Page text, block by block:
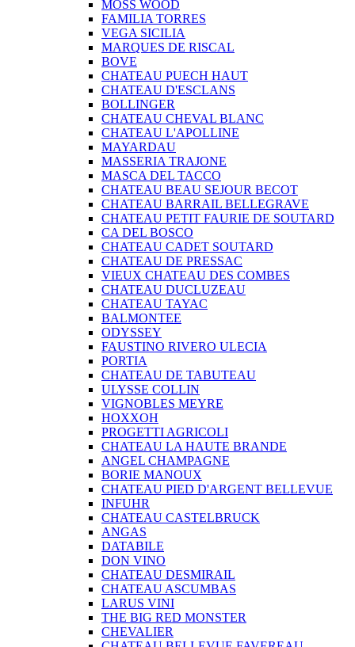
MOSS WOOD
FAMILIA TORRES
VEGA SICILIA
MARQUES DE RISCAL
BOVE
CHATEAU PUECH HAUT
CHATEAU D'ESCLANS
BOLLINGER
CHATEAU CHEVAL BLANC
CHATEAU L'APOLLINE
MAYARDAU
MASSERIA TRAJONE
MASCA DEL TACCO
CHATEAU BEAU SEJOUR BECOT
CHATEAU BARRAIL BELLEGRAVE
CHATEAU PETIT FAURIE DE SOUTARD
CA DEL BOSCO
CHATEAU CADET SOUTARD
CHATEAU DE PRESSAC
VIEUX CHATEAU DES COMBES
CHATEAU DUCLUZEAU
CHATEAU TAYAC
BALMONTEE
ODYSSEY
FAUSTINO RIVERO ULECIA
PORTIA
CHATEAU DE TABUTEAU
ULYSSE COLLIN
VIGNOBLES MEYRE
HOXXOH
PROGETTI AGRICOLI
CHATEAU LA HAUTE BRANDE
ANGEL CHAMPAGNE
BORIE MANOUX
CHATEAU PIED D'ARGENT BELLEVUE
INFUHR
CHATEAU CASTELBRUCK
ANGAS
DATABILE
DON VINO
CHATEAU DESMIRAIL
CHATEAU ASCUMBAS
LARUS VINI
THE BIG RED MONSTER
CHEVALIER